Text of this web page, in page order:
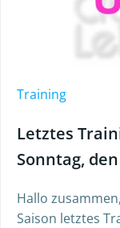
Training
Letztes
Sonntag,
Hallo
Saison letztes